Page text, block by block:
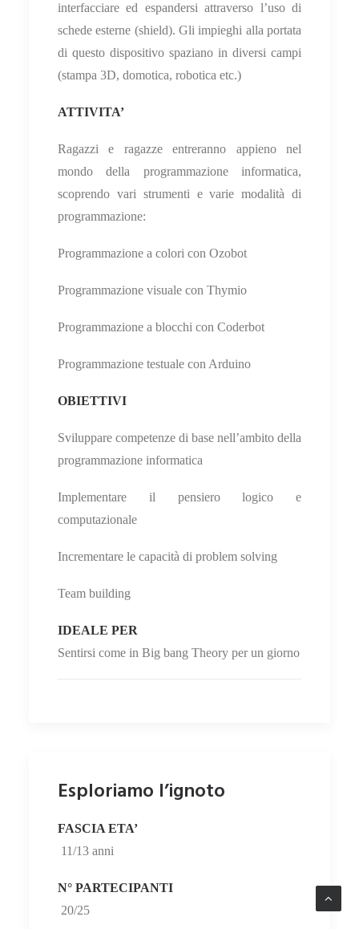
interfacciare ed espandersi attraverso l’uso di
schede esterne (shield). Gli impieghi alla portata
di questo dispositivo spaziano in diversi campi
(stampa 3D, domotica, robotica etc.)
ATTIVITA’
Ragazzi e ragazze entreranno appieno nel
mondo della programmazione informatica,
scoprendo vari strumenti e varie modalità di
programmazione:
Programmazione a colori con Ozobot
Programmazione visuale con Thymio
Programmazione a blocchi con Coderbot
Programmazione testuale con Arduino
OBIETTIVI
Sviluppare competenze di base nell’ambito della
programmazione informatica
Implementare il pensiero logico e
computazionale
Incrementare le capacità di problem solving
Team building
IDEALE PER
Sentirsi come in Big bang Theory per un giorno
Esploriamo l’ignoto
FASCIA ETA’
11/13 anni
N° PARTECIPANTI
20/25